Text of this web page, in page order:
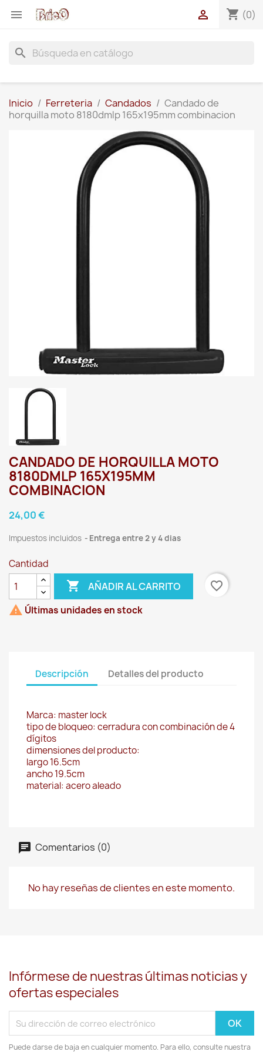
 shopping_cart (0)

search
Inicio Ferreteria Candados
Candado de
horquilla moto 8180dmlp 165x195mm combinacion
CANDADO DE HORQUILLA MOTO
8180DMLP 165X195MM
COMBINACION
24,00 €
Impuestos incluidos Entrega entre 2 y 4 dias
Cantidad
 AÑADIR AL CARRITO
favorite_border
 Últimas unidades en stock
Descripción Detalles del producto
Marca: master lock
tipo de bloqueo: cerradura con combinación de 4
dígitos
dimensiones del producto:
largo 16.5cm
ancho 19.5cm
material: acero aleado
Comentarios (0)
No hay reseñas de clientes en este momento.
Infórmese de nuestras últimas noticias y
ofertas especiales
Puede darse de baja en cualquier momento. Para ello, consulte nuestra